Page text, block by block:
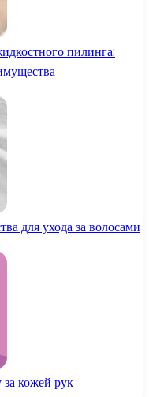
пилинга:
для ухода за волосами
кожей рук